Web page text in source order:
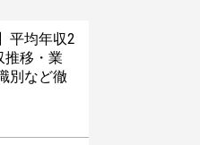
平均年収2
推移・業
別など徹